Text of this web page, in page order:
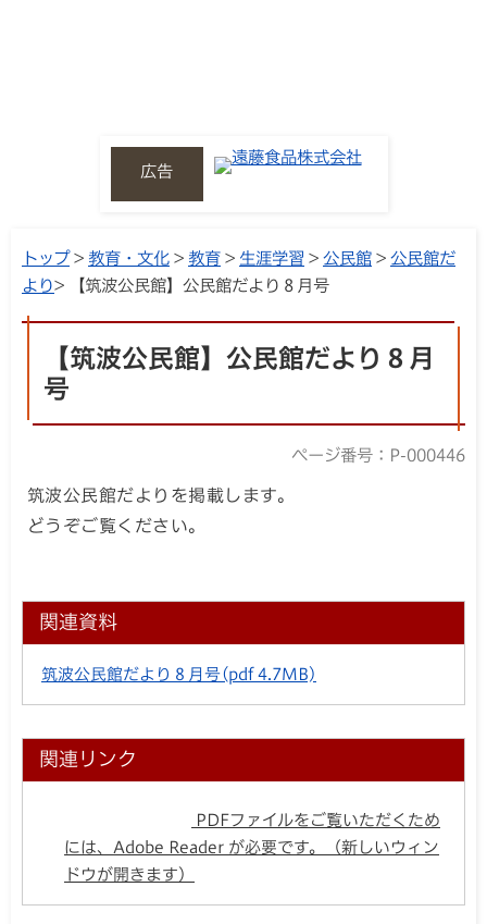
広告
トップ> 教育・文化 > 教育 > 生涯学習 > 公民館 > 公民館だ
より> 【筑波公民館】公民館だより８月号
【筑波公民館】公民館だより８月
号
ページ番号：P-000446
筑波公民館だよりを掲載します。
どうぞご覧ください。
関連資料
筑波公民館だより８月号(pdf 4.7MB)
関連リンク
PDFファイルをご覧いただくため
には、Adobe Reader が必要です。（新しいウィン
ドウが開きます）